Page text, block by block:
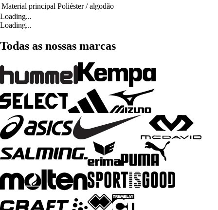
Material principal Poliéster / algodão
Loading...
Loading...
Todas as nossas marcas